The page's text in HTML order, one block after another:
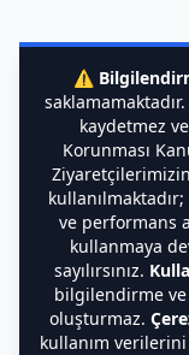
⚠️
kaydetmez ve
Korunması
ve performans
kullanmaya
sayılırsınız.
bilgilendirme ve
oluşturmaz.
kullanım